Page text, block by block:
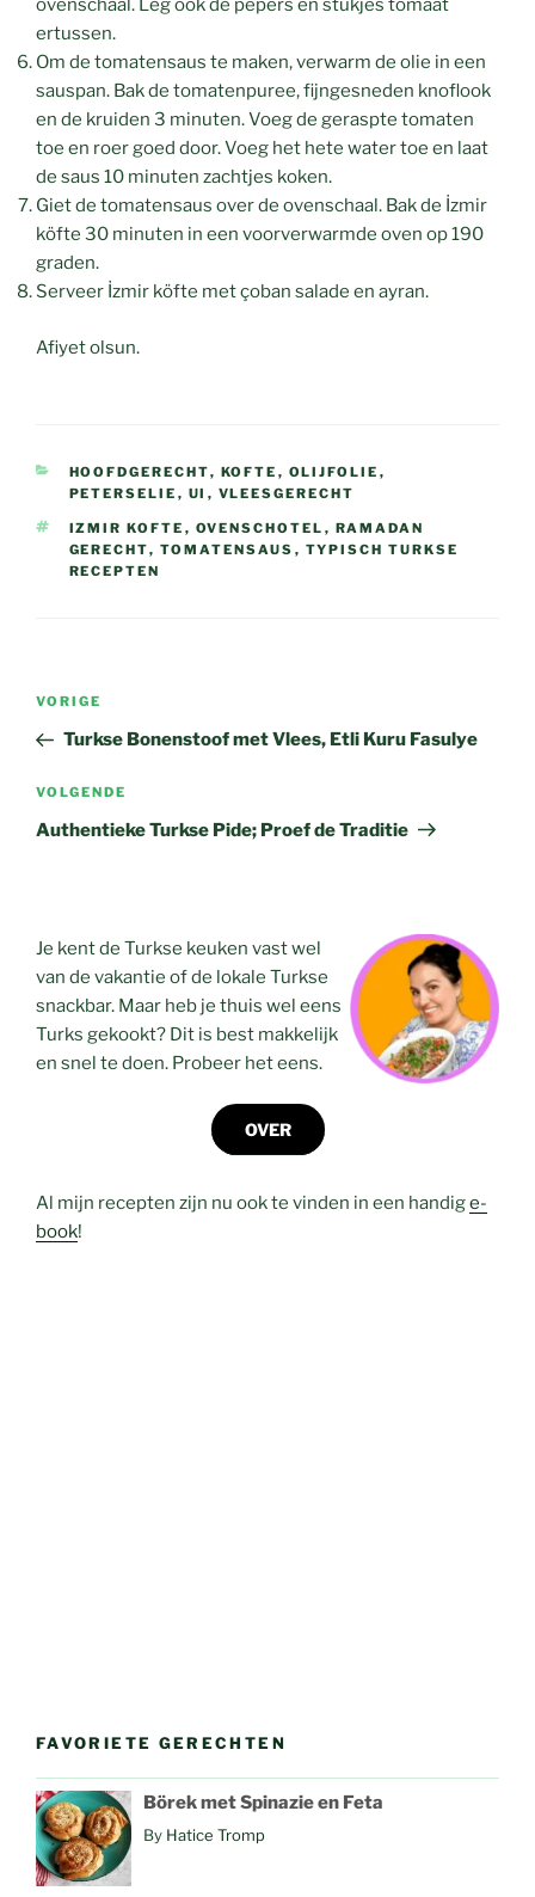
ovenschaal. Leg ook de pepers en stukjes tomaat
ertussen.
Om de tomatensaus te maken, verwarm de olie in een
sauspan. Bak de tomatenpuree, fijngesneden knoflook
en de kruiden 3 minuten. Voeg de geraspte tomaten
toe en roer goed door. Voeg het hete water toe en laat
de saus 10 minuten zachtjes koken.
Giet de tomatensaus over de ovenschaal. Bak de İzmir
köfte 30 minuten in een voorverwarmde oven op 190
graden.
Serveer İzmir köfte met çoban salade en ayran.
Afiyet olsun.
CATEGORIEËN
HOOFDGERECHT, KOFTE , OLIJFOLIE ,
PETERSELIE , UI , VLEESGERECHT
TAGS
IZMIR KOFTE , OVENSCHOTEL , RAMADAN
GERECHT, TOMATENSAUS , TYPISCH TURKSE
RECEPTEN
Bericht
Vorig
bericht
VORIGE
Turkse Bonenstoof met Vlees, Etli Kuru Fasulye
Volgend
bericht
VOLGENDE
Authentieke Turkse Pide; Proef de Traditie
Je kent de Turkse keuken vast wel
van de vakantie of de lokale Turkse
snackbar. Maar heb je thuis wel eens
Turks gekookt? Dit is best makkelijk
en snel te doen. Probeer het eens.
OVER
Al mijn recepten zijn nu ook te vinden in een handige-
book!
FAVORIETE GERECHTEN
Börek met Spinazie en Feta
By Hatice Tromp